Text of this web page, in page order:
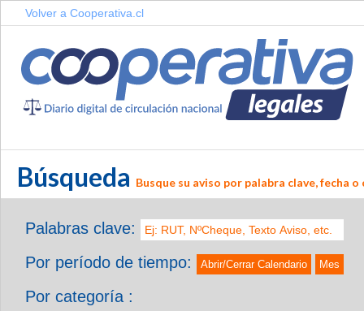
Volver a Cooperativa.cl
Búsqueda Busque su aviso por palabra clave, fecha
Palabras clave:
Por período de tiempo:
Abrir/Cerrar Calendario Mes
Por categoría :